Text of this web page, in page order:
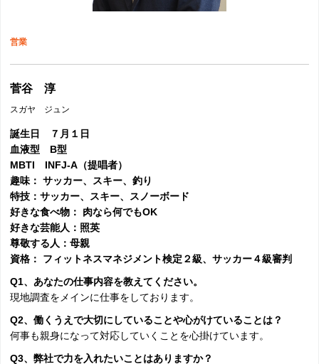
営業
菅谷 淳
スガヤ ジュン
誕生日 ７月１日
血液型 B型
MBTI INFJ-A（提唱者）
趣味： サッカー、スキー、釣り
特技：サッカー、スキー、スノーボード
好きな食べ物： 肉なら何でもOK
好きな芸能人：照英
尊敬する人：母親
資格： フィットネスマネジメント検定２級、サッカー４級審判
Q1、あなたの仕事内容を教えてください。
現地調査をメインに仕事をしております。
Q2、働くうえで大切にしていることや心がけていることは？
何事も親身になって対応していくことを心掛けています。
Q3、弊社で力を入れたいことはありますか？